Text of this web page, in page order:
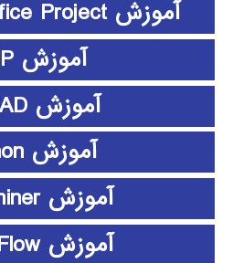
آموزش Microsoft Office Project
آموزش PHP
آموزش PSCAD
آموزش python
آموزش rapidminer
آموزش ShowFlow